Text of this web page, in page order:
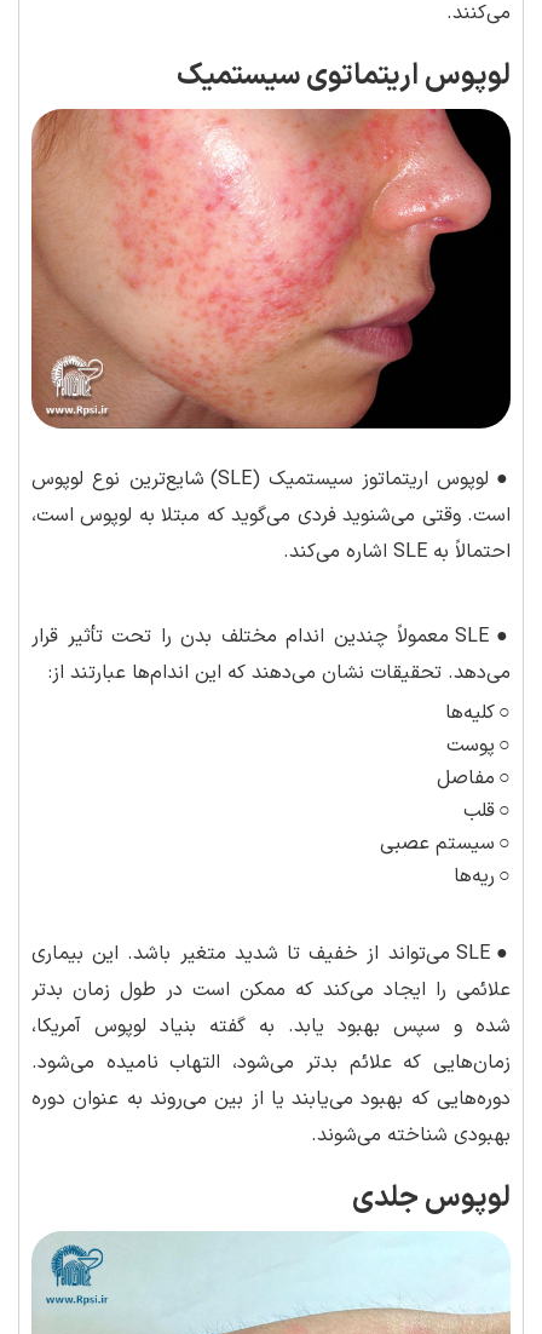
می‌کنند.
لوپوس اریتماتوی سیستمیک
●
لوپوس اریتماتوز سیستمیک (SLE) شایع‌ترین نوع لوپوس
است. وقتی می‌شنوید فردی می‌گوید که مبتلا به لوپوس است،
احتمالاً به SLE اشاره می‌کند.
●
SLE معمولاً چندین اندام مختلف بدن را تحت تأثیر قرار
می‌دهد. تحقیقات نشان می‌دهند که این اندام‌ها عبارتند از:
○کلیه‌ها
○ پوست
○ مفاصل
○قلب
○ سیستم عصبی
○ ریه‌ها
●
SLE می‌تواند از خفیف تا شدید متغیر باشد. این بیماری
علائمی را ایجاد می‌کند که ممکن است در طول زمان بدتر
شده و سپس بهبود یابد. به گفته بنیاد لوپوس آمریکا،
زمان‌هایی که علائم بدتر می‌شود، التهاب نامیده می‌شود.
دوره‌هایی که بهبود می‌یابند یا از بین می‌روند به عنوان دوره
بهبودی شناخته می‌شوند.
لوپوس جلدی